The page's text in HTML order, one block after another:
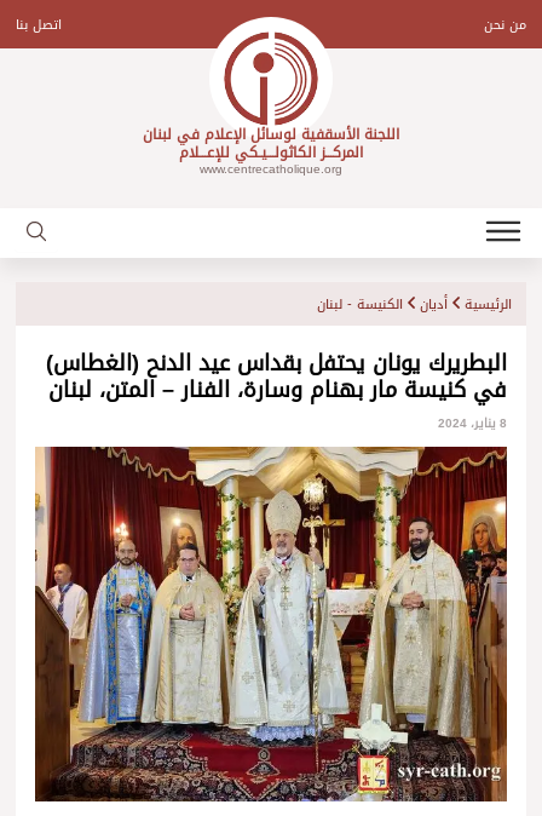
contentمن نحن اتصل بنا
اللجنة الأسقفية لوسائل الإعلام في لبنان
المركـــز الكاثولـــيـكي للإعـــلام
www.centrecatholique.org
الرئيسية أديان الكنيسة - لبنان
البطريرك يونان يحتفل بقداس عيد الدنح (الغطاس)
في كنيسة مار بهنام وسارة، الفنار – المتن، لبنان
8 يناير، 2024